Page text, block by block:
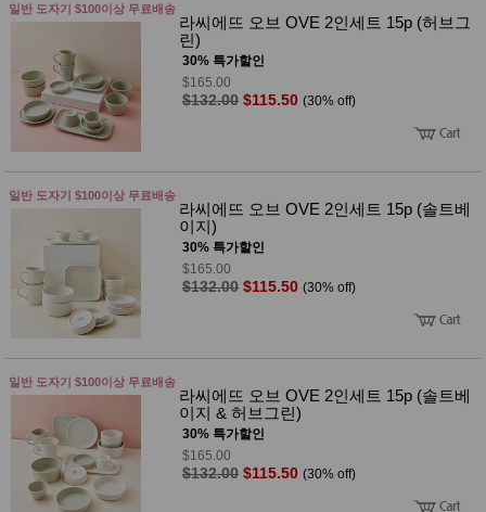
용/식기
성장발
달교육
용품
어른내
의
유/아동
가방/지
갑/케이
패션/잡
세탁세
제
일상 돋
침구용
품
생활/욕
용품
WALL
DECO
Pet
Supplies
일반 도자기 $100이상 무료배송
라씨에뜨 오브 OVE 2인세트 15p (허브그
린)
30% 특가할인
$165.00
$132.00 $115.50 (30% off)
일반 도자기 $100이상 무료배송
라씨에뜨 오브 OVE 2인세트 15p (솔트베
이지)
30% 특가할인
$165.00
$132.00 $115.50 (30% off)
일반 도자기 $100이상 무료배송
라씨에뜨 오브 OVE 2인세트 15p (솔트베
이지 & 허브그린)
30% 특가할인
$165.00
$132.00 $115.50 (30% off)